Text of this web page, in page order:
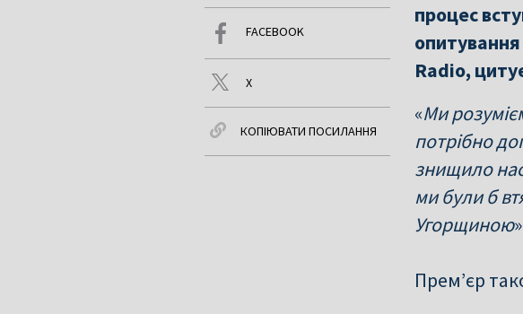
FACEBOOK
X
КОПІЮВАТИ ПОСИЛАННЯ
процес
опитування
Radio,
«Ми
потрібно
знищило
ми були б
Угорщиною
Прем’єр